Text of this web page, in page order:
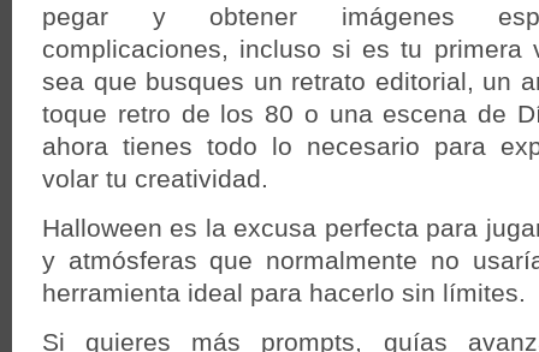
pegar y obtener imágenes
complicaciones, incluso si es tu primera
sea que busques un retrato editorial, un
toque retro de los 80 o una escena de
ahora tienes todo lo necesario para
volar tu creatividad.
Halloween es la excusa perfecta para
y atmósferas que normalmente no
herramienta ideal para hacerlo sin límites.
Si quieres más prompts, guías